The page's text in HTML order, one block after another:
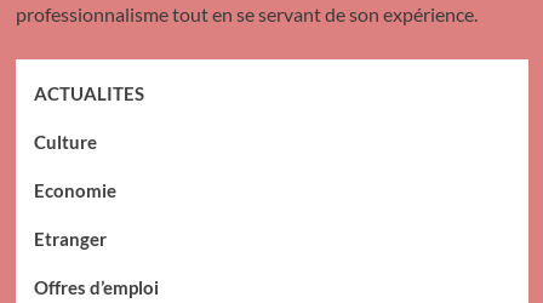
professionnalisme tout en se servant de son expérience.
ACTUALITES
Culture
Economie
Etranger
Offres d’emploi